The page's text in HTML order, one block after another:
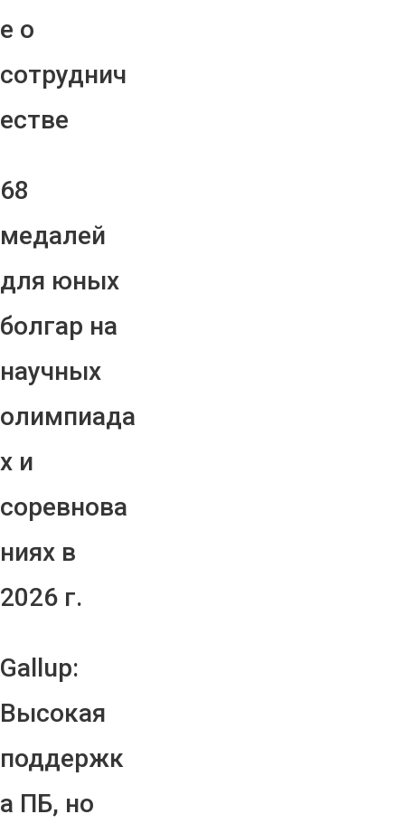
е о
сотруднич
естве
68
медалей
для юных
болгар на
научных
олимпиада
х и
соревнова
ниях в
2026 г.
Gallup:
Высокая
поддержк
а ПБ, но